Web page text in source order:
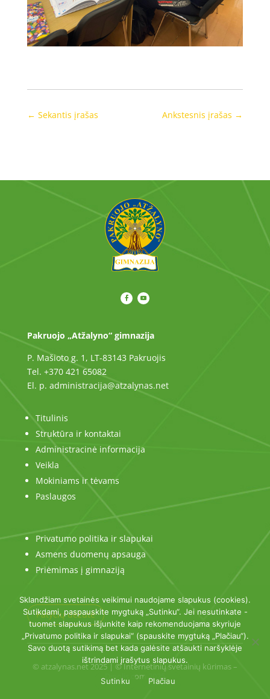
← Sekantis įrašas Ankstesnis įrašas →
Pakruojo „Atžalyno“ gimnazija
P. Mašioto g. 1, LT-83143 Pakruojis
Tel. +370 421 65082
El. p. administracija@atzalynas.net
Titulinis
Struktūra ir kontaktai
Administracinė informacija
Veikla
Mokiniams ir tėvams
Paslaugos
Privatumo politika ir slapukai
Asmens duomenų apsauga
Priėmimas į gimnaziją
Patyčių dėžutė
© atzalynas.net 2025 | © Internetinių svetainių kūrimas –
Dipolis.com 2025
Sklandžiam svetainės veikimui naudojame slapukus (cookies).
Sutikdami, paspauskite mygtuką „Sutinku“. Jei nesutinkate -
tuomet slapukus išjunkite kaip rekomenduojama skyriuje
„Privatumo politika ir slapukai“ (spauskite mygtuką „Plačiau“).
Savo duotą sutikimą bet kada galėsite atšaukti naršyklėje
ištrindami įrašytus slapukus.
Sutinku Plačiau